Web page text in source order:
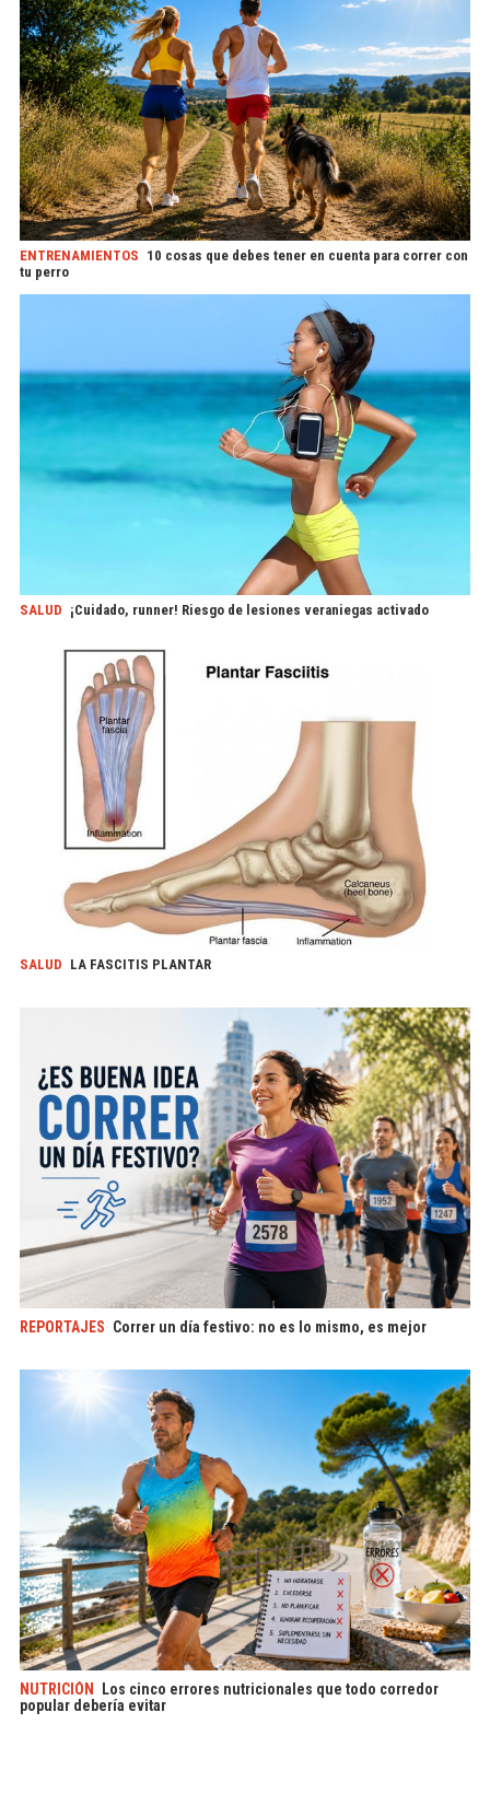
ENTRENAMIENTOS 10 cosas que debes tener en cuenta para correr con
tu perro
SALUD ¡Cuidado, runner! Riesgo de lesiones veraniegas activado
SALUD LA FASCITIS PLANTAR
REPORTAJES Correr un día festivo: no es lo mismo, es mejor
NUTRICIÓN
Los cinco errores nutricionales que todo corredor
popular debería evitar